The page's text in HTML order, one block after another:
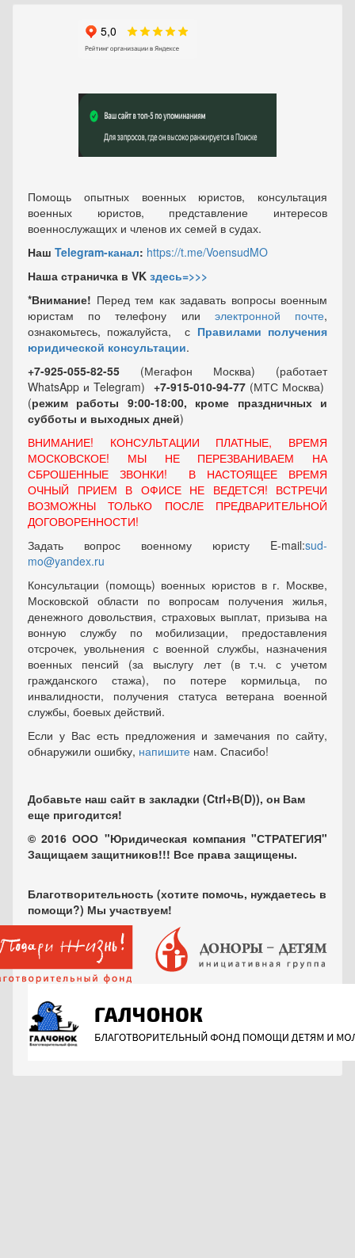
Помощь опытных военных юристов, консультация
военных юристов, представление интересов
военнослужащих и членов их семей в судах.
Наш Telegram-канал: https://t.me/VoensudMO
Наша страничка в VK здесь=>>>
*Внимание! Перед тем как задавать вопросы военным
юристам по телефону или электронной почте,
ознакомьтесь, пожалуйста, с Правилами получения
юридической консультации.
+7-925-055-82-55 (Мегафон Москва) (работает
WhatsApp и Telegram) +7-915-010-94-77 (МТС Москва)
(режим работы 9:00-18:00, кроме праздничных и
субботы и выходных дней)
ВНИМАНИЕ! КОНСУЛЬТАЦИИ ПЛАТНЫЕ, ВРЕМЯ
МОСКОВСКОЕ! МЫ НЕ ПЕРЕЗВАНИВАЕМ НА
СБРОШЕННЫЕ ЗВОНКИ! В НАСТОЯЩЕЕ ВРЕМЯ
ОЧНЫЙ ПРИЕМ В ОФИСЕ НЕ ВЕДЕТСЯ! ВСТРЕЧИ
ВОЗМОЖНЫ ТОЛЬКО ПОСЛЕ ПРЕДВАРИТЕЛЬНОЙ
ДОГОВОРЕННОСТИ!
Задать вопрос военному юристу E-mail:sud-
mo@yandex.ru
Консультации (помощь) военных юристов в г. Москве,
Московской области по вопросам получения жилья,
денежного довольствия, страховых выплат, призыва на
вонную службу по мобилизации, предоставления
отсрочек, увольнения с военной службы, назначения
военных пенсий (за выслугу лет (в т.ч. с учетом
гражданского стажа), по потере кормильца, по
инвалидности, получения статуса ветерана военной
службы, боевых действий.
Если у Вас есть предложения и замечания по сайту,
обнаружили ошибку, напишите нам. Спасибо!
Добавьте наш сайт в закладки (Ctrl+В(D)), он Вам
еще пригодится!
© 2016 ООО "Юридическая компания "СТРАТЕГИЯ"
Защищаем защитников!!! Все права защищены.
Благотворительность (хотите помочь, нуждаетесь в
помощи?) Мы участвуем!